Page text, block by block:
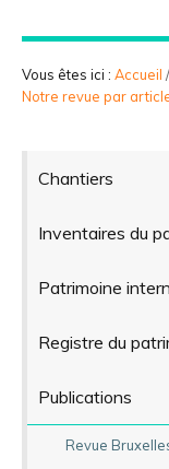
PARTICIPER
Vous êtes ici : Accueil /
Notre revue par
Chantiers
Inventaires du
Patrimoine
Registre du
Publications
Revue